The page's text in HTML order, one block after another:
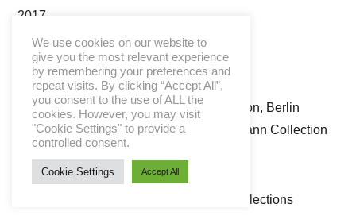
2017
art award of VR-Bank, Erlangen
2015
Christmas gift edition Böckmann Collection, Berlin
Purchase of several works by the Böckmann Collection
2014
Numerous works in private and public collections
We use cookies on our website to
give you the most relevant experience
by remembering your preferences and
repeat visits. By clicking “Accept All”,
you consent to the use of ALL the
cookies. However, you may visit
"Cookie Settings" to provide a
controlled consent.
Cookie Settings Accept All